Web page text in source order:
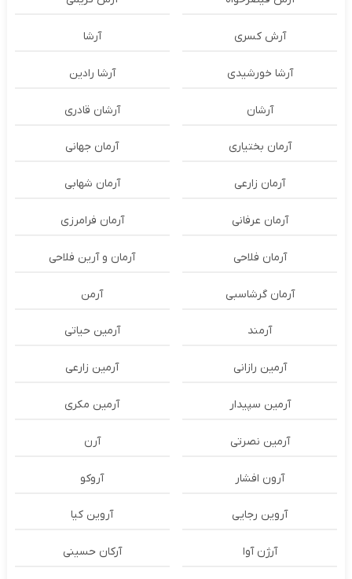
آرش کسری آرشا
آرشا خورشیدی آرشا رادین
آرشان آرشان قادری
آرمان بختیاری آرمان جهانی
آرمان زارعی آرمان شهابی
آرمان عرفانی آرمان فرامرزی
آرمان فلاحی آرمان و آرین فلاحی
آرمان گرشاسبی آرمن
آرمند آرمین حیاتی
آرمین رازانی آرمین زارعی
آرمین سپیدار آرمین مکری
آرمین نصرتی آرن
آرون افشار آروکو
آروین رجایی آروین کیا
آرژن آوا آرکان حسینی